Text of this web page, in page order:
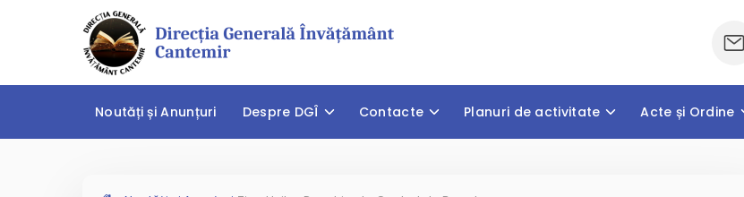
Noutăți și Anunțuri Despre DGÎ Contacte Planuri de activitate Acte și Ordine